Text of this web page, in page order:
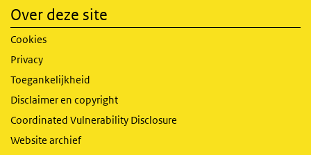
Over deze site
Cookies
Privacy
Toegankelijkheid
Disclaimer en copyright
Coordinated Vulnerability Disclosure
Website archief